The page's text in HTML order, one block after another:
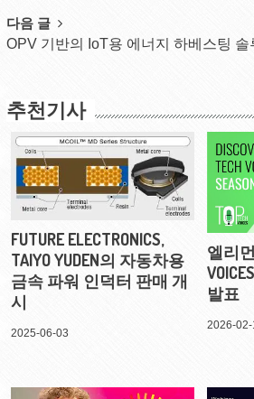
다음 글
OPV 기반의 IoT용 에너지 하베스팅 솔
추천기사
FUTURE ELECTRONICS,
TAIYO YUDEN의 자동차용
금속 파워 인덕터 판매 개
시
2025-06-03
엘리먼
발표
2026-02-